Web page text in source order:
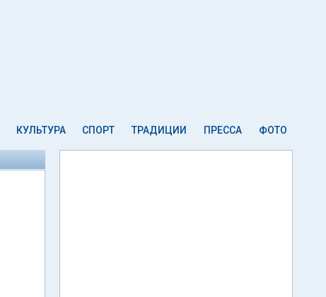
КУЛЬТУРА СПОРТ ТРАДИЦИИ ПРЕССА ФОТО